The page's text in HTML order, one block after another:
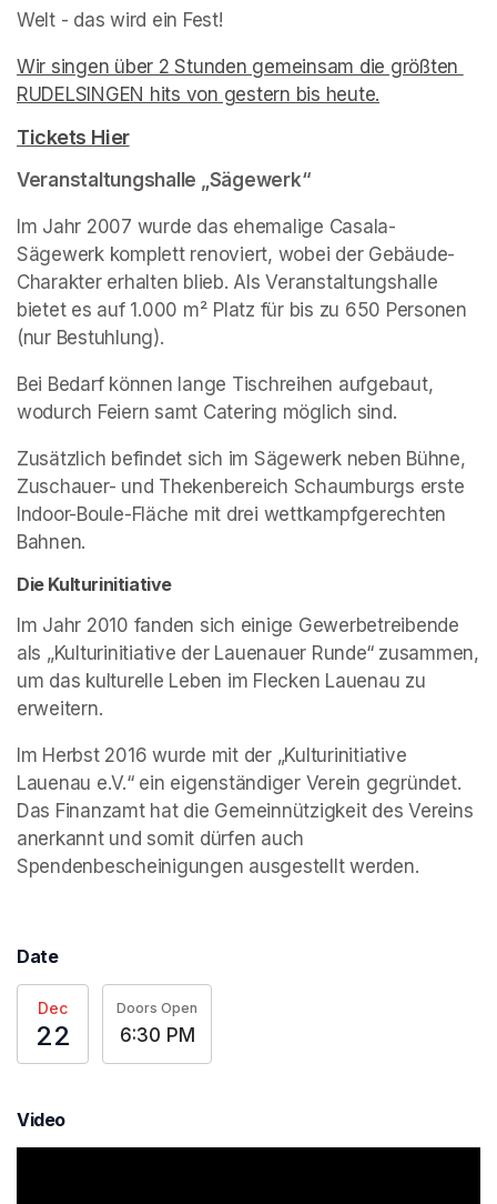
Welt - das wird ein Fest!
Wir singen über 2 Stunden gemeinsam die größten
RUDELSINGEN hits von gestern bis heute.
Tickets Hier(opens in a new tab)
Veranstaltungshalle „Sägewerk“
Im Jahr 2007 wurde das ehemalige Casala-
Sägewerk komplett renoviert, wobei der Gebäude-
Charakter erhalten blieb. Als Veranstaltungshalle
bietet es auf 1.000 m² Platz für bis zu 650 Personen
(nur Bestuhlung).
Bei Bedarf können lange Tischreihen aufgebaut,
wodurch Feiern samt Catering möglich sind.
Zusätzlich befindet sich im Sägewerk neben Bühne,
Zuschauer- und Thekenbereich Schaumburgs erste
Indoor-Boule-Fläche mit drei wettkampfgerechten
Bahnen.
Die Kulturinitiative
Im Jahr 2010 fanden sich einige Gewerbetreibende
als „Kulturinitiative der Lauenauer Runde“ zusammen,
um das kulturelle Leben im Flecken Lauenau zu
erweitern.
Im Herbst 2016 wurde mit der „Kulturinitiative
Lauenau e.V.“ ein eigenständiger Verein gegründet.
Das Finanzamt hat die Gemeinnützigkeit des Vereins
anerkannt und somit dürfen auch
Spendenbescheinigungen ausgestellt werden.
Date
Dec
22
Doors Open
6:30 PM
Video